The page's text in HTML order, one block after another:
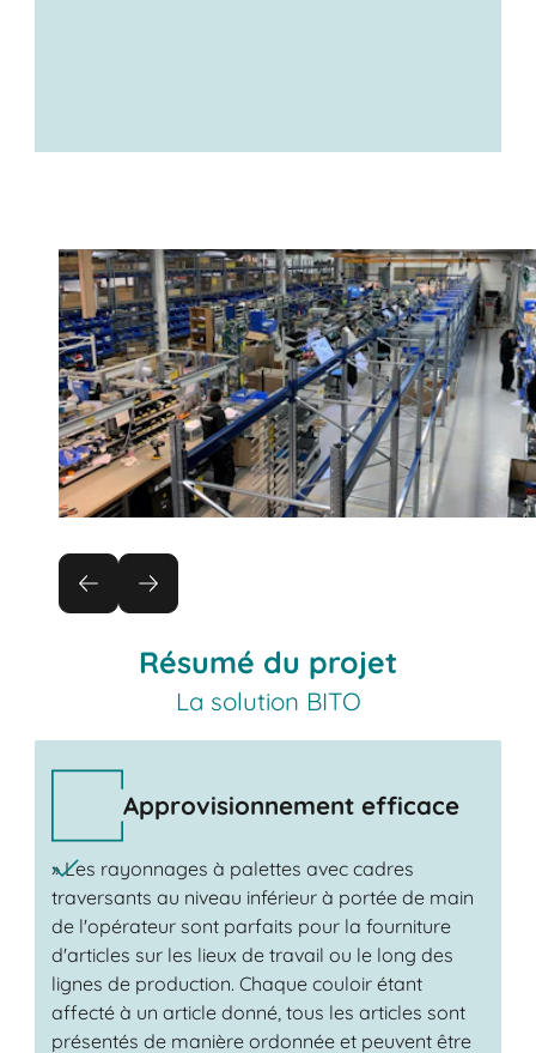
Résumé du projet
La solution BITO
Approvisionnement efficace
» Les rayonnages à palettes avec cadres
traversants au niveau inférieur à portée de main
de l'opérateur sont parfaits pour la fourniture
d'articles sur les lieux de travail ou le long des
lignes de production. Chaque couloir étant
affecté à un article donné, tous les articles sont
présentés de manière ordonnée et peuvent être